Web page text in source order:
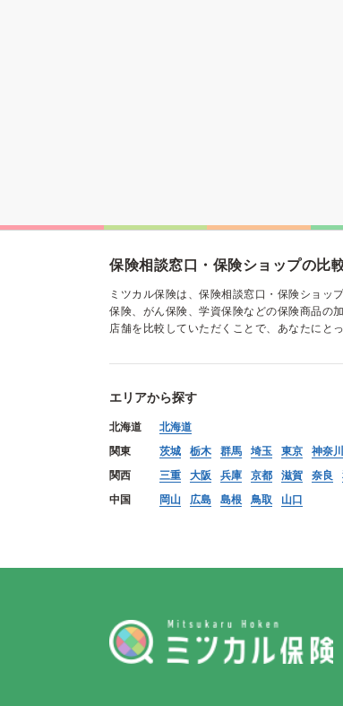
保険相談窓口・保険ショップの比
ミツカル保険は、保険相談窓口・保険ショッ
保険、がん保険、学資保険などの保険商品の
店舗を比較していただくことで、あなたにと
エリアから探す
北海道 北海道
関東
茨城 栃木 群馬 埼玉 東京 神奈川
関西
三重 大阪 兵庫 京都 滋賀 奈良
中国
岡山 広島 島根 鳥取 山口